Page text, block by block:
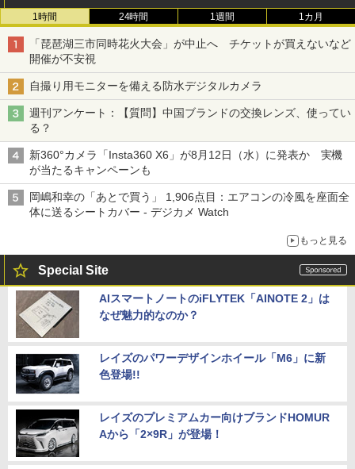
1時間 24時間 1週間 1カ月
「琵琶湖三市同時花火大会」が中止へ チケットが買えないなど
開催が不安視
自撮り用モニターを備える防水デジタルカメラ
週刊アンケート：【質問】中国ブランドの交換レンズ、使ってい
る？
新360°カメラ「Insta360 X6」が8月12日（水）に発表か 実機
が当たるキャンペーンも
岡嶋和幸の「あとで買う」 1,906点目：エアコンの冷風を座面全
体に送るシートカバー - デジカメ Watch
もっと見る
Special Site
AIスマートノートのiFLYTEK「AINOTE 2」は
なぜ魅力的なのか？
レイズのパワーデザインホイール「M6」に新
色登場!!
レイズのプレミアムカー向けブランドHOMUR
Aから「2×9R」が登場！